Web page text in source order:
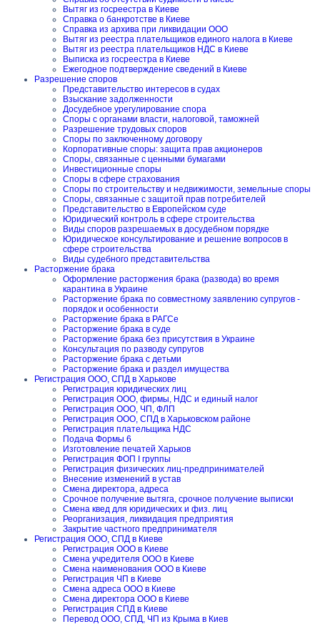
Вытяг из госреестра в Киеве
Справка о банкротстве в Киеве
Справка из архива при ликвидации ООО
Вытяг из реестра плательщиков единого налога в Киеве
Вытяг из реестра плательщиков НДС в Киеве
Выписка из госреестра в Киеве
Ежегодное подтверждение сведений в Киеве
Разрешение споров
Представительство интересов в судах
Взыскание задолженности
Досудебное урегулирование спора
Споры с органами власти, налоговой, таможней
Разрешение трудовых споров
Споры по заключенному договору
Корпоративные споры: защита прав акционеров
Споры, связанные с ценными бумагами
Инвестиционные споры
Споры в сфере страхования
Споры по строительству и недвижимости, земельные споры
Споры, связанные с защитой прав потребителей
Представительство в Европейском суде
Юридический контроль в сфере строительства
Виды споров разрешаемых в досудебном порядке
Юридическое консультирование и решение вопросов в
сфере строительства
Виды судебного представительства
Расторжение брака
Оформление расторжения брака (развода) во время
карантина в Украине
Расторжение брака по совместному заявлению супругов -
порядок и особенности
Расторжение брака в РАГСе
Расторжение брака в суде
Расторжение брака без присутствия в Украине
Консультация по разводу супругов
Расторжение брака с детьми
Расторжение брака и раздел имущества
Регистрация ООО, СПД в Харькове
Регистрация юридических лиц
Регистрация ООО, фирмы, НДС и единый налог
Регистрация ООО, ЧП, ФЛП
Регистрация ООО, СПД в Харьковском районе
Регистрация плательщика НДС
Подача Формы 6
Изготовление печатей Харьков
Регистрация ФОП I группы
Регистрация физических лиц-предпринимателей
Внесение изменений в устав
Смена директора, адреса
Срочное получение вытяга, срочное получение выписки
Смена квед для юридических и физ. лиц
Реорганизация, ликвидация предприятия
Закрытие частного предпринимателя
Регистрация ООО, СПД в Киеве
Регистрация ООО в Киеве
Смена учредителя ООО в Киеве
Смена наименования ООО в Киеве
Регистрация ЧП в Киеве
Смена адреса ООО в Киеве
Смена директора ООО в Киеве
Регистрация СПД в Киеве
Перевод ООО, СПД, ЧП из Крыма в Киев